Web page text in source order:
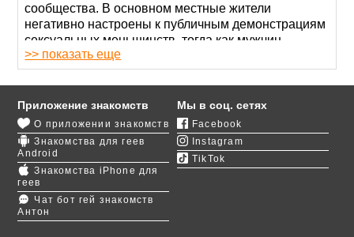
сообщества. В основном местные жители
негативно настроены к публичным демонстрациям
сексуальных меньшинств, тогда как мужчин,
живущих обычной жизнью, ничуть не притесняют. И
все же геи Кривого Рога не могут сказать, что их ни
в чем не ущемляют: здесь нет ни тематических
клубов, ни баров, ни других мест, где можно
познакомиться с парнем и найти любовь.
Гей-знакомства в Кривом Роге для большинства
парней доступны в интернете. Кто-то предпочитает
использовать для этого соцсети, кто-то
регистрируется на специальных сайтах, таких как
портал GayFriendly. Среди его преимуществ можно
>> показать еще
Приложение знакомств
О приложении знакомств
Знакомства для геев
Android
Знакомства iPhone для
геев
Чат бот гей знакомств
Антон
Мы в соц. сетях
Facebook
Instagram
TikTok